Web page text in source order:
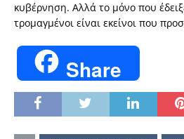
κυβέρνηση. Αλλά το μόνο που
τρομαγμένοι είναι εκείνοι που
Share